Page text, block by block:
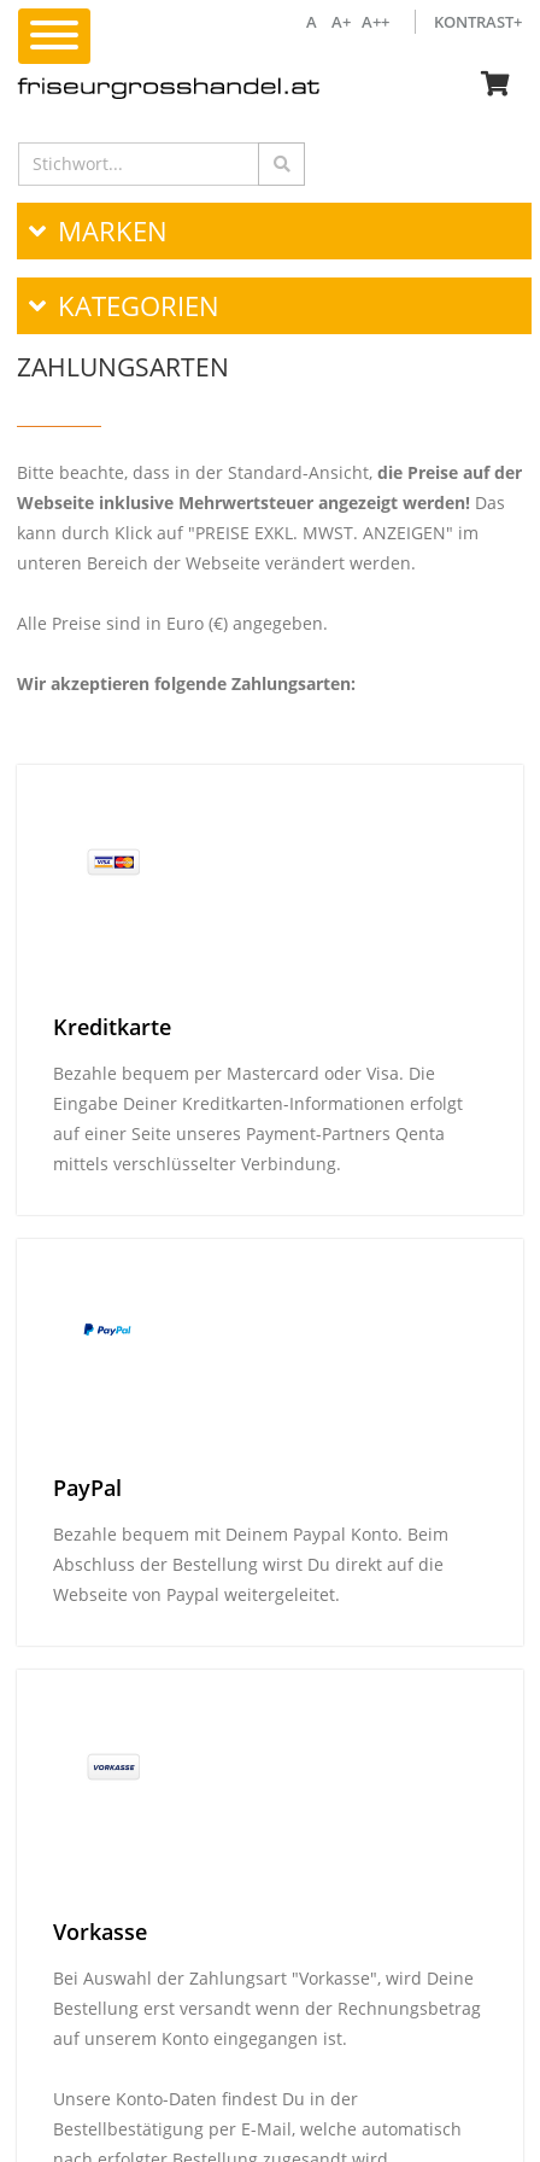
A A+ A++ KONTRAST+
MARKEN
KATEGORIEN
ZAHLUNGSARTEN
Bitte beachte, dass in der Standard-Ansicht, die Preise auf der
Webseite inklusive Mehrwertsteuer angezeigt werden! Das
kann durch Klick auf "PREISE EXKL. MWST. ANZEIGEN" im
unteren Bereich der Webseite verändert werden.
Alle Preise sind in Euro (€) angegeben.
Wir akzeptieren folgende Zahlungsarten:
Kreditkarte
Bezahle bequem per Mastercard oder Visa. Die
Eingabe Deiner Kreditkarten-Informationen erfolgt
auf einer Seite unseres Payment-Partners Qenta
mittels verschlüsselter Verbindung.
PayPal
Bezahle bequem mit Deinem Paypal Konto. Beim
Abschluss der Bestellung wirst Du direkt auf die
Webseite von Paypal weitergeleitet.
Vorkasse
Bei Auswahl der Zahlungsart "Vorkasse", wird Deine
Bestellung erst versandt wenn der Rechnungsbetrag
auf unserem Konto eingegangen ist.
Unsere Konto-Daten findest Du in der
Bestellbestätigung per E-Mail, welche automatisch